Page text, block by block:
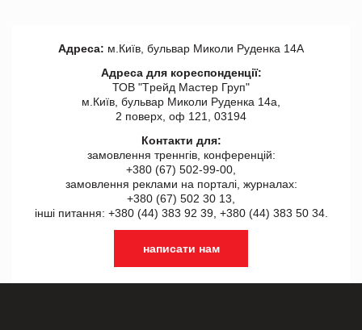
Адреса: м.Київ, бульвар Миколи Руденка 14А
Адреса для кореспонденції:
ТОВ "Tрейд Мастер Груп"
м.Київ, бульвар Миколи Руденка 14а,
2 поверх, оф 121, 03194
Контакти для:
замовлення треннгів, конференцій:
+380 (67) 502-99-00,
замовлення реклами на порталі, журналах:
+380 (67) 502 30 13,
інші питання: +380 (44) 383 92 39, +380 (44) 383 50 34.
написати нам